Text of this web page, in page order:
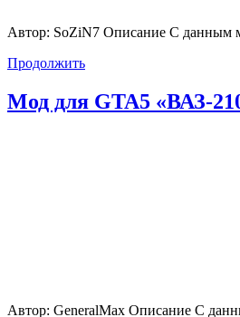
Автор: SoZiN7 Описание С данным
Продолжить
Мод для GTA5 «ВАЗ-
Автор: GeneralMax Описание С